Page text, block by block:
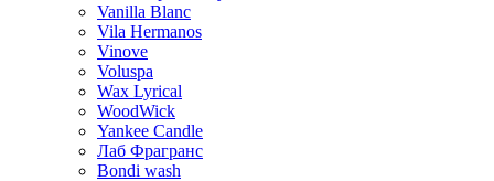
Vanilla Blanc
Vila Hermanos
Vinove
Voluspa
Wax Lyrical
WoodWick
Yankee Candle
Лаб Фрагранс
Bondi wash